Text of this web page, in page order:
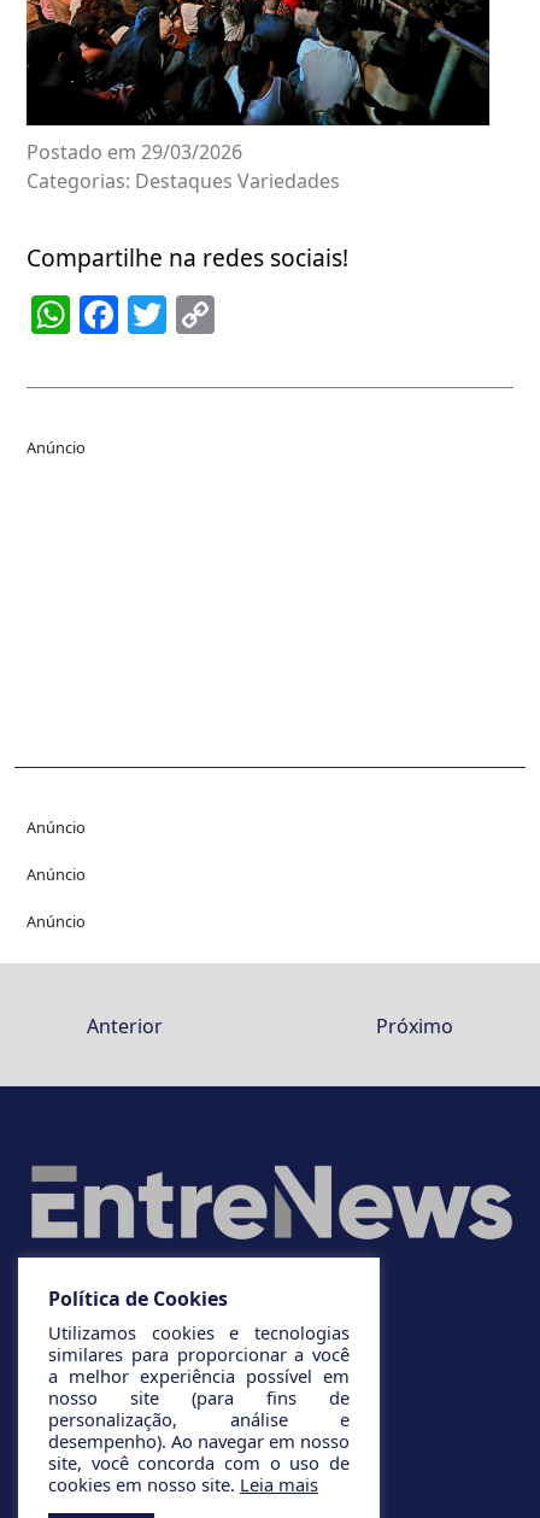
Postado em 29/03/2026
Categorias: Destaques Variedades
Compartilhe na redes sociais!
WhatsApp
Facebook
Twitter
Anúncio
Anúncio
Anúncio
Anúncio
Anterior Próximo
Política de Cookies
Utilizamos cookies e tecnologias
similares para proporcionar a você
a melhor experiência possível em
nosso site (para fins de
personalização, análise e
desempenho). Ao navegar em nosso
site, você concorda com o uso de
cookies em nosso site. Leia mais